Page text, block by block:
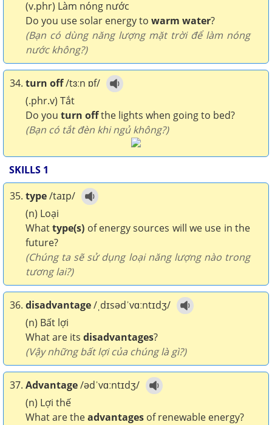
(v.phr) Làm nóng nước
Do you use solar energy to warm water?
(Bạn có dùng năng lượng mặt trời để làm nóng
nước không?)
34. turn off/tɜːn ɒf/
(.phr.v) Tắt
Do you turn offthe lights when going to bed?
(Bạn có tắt đèn khi ngủ không?)
SKILLS 1
35. type/taɪp/
(n) Loại
Whattype(s) of energy sources will we use in the
future?
(Chúng ta sẽ sử dụng loại năng lượng nào trong
tương lai?)
36. disadvantage/ˌdɪsədˈvɑːntɪdʒ/
(n) Bất lợi
What are its disadvantages?
(Vậy những bất lợi của chúng là gì?)
37. Advantage/ədˈvɑːntɪdʒ/
(n) Lợi thế
What are theadvantages of renewable energy?